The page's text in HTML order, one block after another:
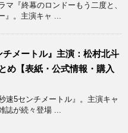
マ『終幕のロンドーもう二度と、
』。主演キャ ...
チメートル』主演：松村北斗
め【表紙・公式情報・購入
速5センチメートル』。主演キャ
誌が続々登場 ...